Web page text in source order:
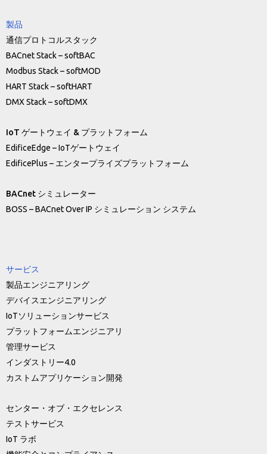
製品
通信プロトコルスタック
BACnet Stack – softBAC
Modbus Stack – softMOD
HART Stack – softHART
DMX Stack – softDMX
IoT ゲートウェイ & プラットフォーム
EdificeEdge – IoTゲートウェイ
EdificePlus – エンタープライズプラットフォーム
BACnet シミュレーター
BOSS – BACnet Over IP シミュレーション システム
サービス
製品エンジニアリング
デバイスエンジニアリング
IoTソリューションサービス
プラットフォームエンジニアリ
管理サービス
インダストリー4.0
カストムアプリケーション開発
センター・オブ・エクセレンス
テストサービス
IoT ラボ